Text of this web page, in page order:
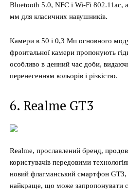
Економіка
Політика
Bluetooth 5.0, NFC і Wi-Fi 802.11ac,
мм для класичних навушників.
Камери в 50 і 0,3 Мп основного
фронтальної камери пропонують
особливо в денний час доби,
перенесенням кольорів і різкістю.
6. Realme GT3
Realme, прославлений бренд,
користувачів передовими
новий флагманський смартфон GT3,
найкраще, що може запропонувати